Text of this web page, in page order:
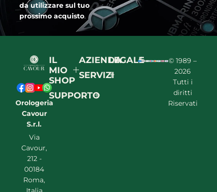
da utilizzare sul tuo
prossimo acquisto.
Orologeria
Cavour
S.r.l.
Via
Cavour,
212 -
00184
Roma,
IL
MIO
SHOP
SUPPORTO
AZIENDA
SERVIZI
LEGALE
© 1989 –
2026
Tutti i
diritti
Riservati